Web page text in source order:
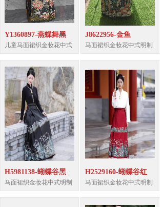
Y1360897-燕蝶舞黑
儿童马面裙织金妆花中式
J8622956-金鱼
马面裙织金妆花中式明制
H5981138-蝴蝶谷黑
马面裙织金妆花中式明制
H2529160-蝴蝶谷红
马面裙织金妆花中式明制